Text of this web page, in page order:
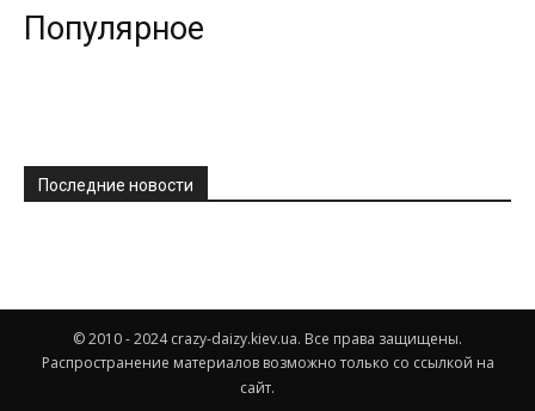
Популярное
Последние новости
© 2010 - 2024 crazy-daizy.kiev.ua. Все права защищены.
Распространение материалов возможно только со ссылкой на
сайт.